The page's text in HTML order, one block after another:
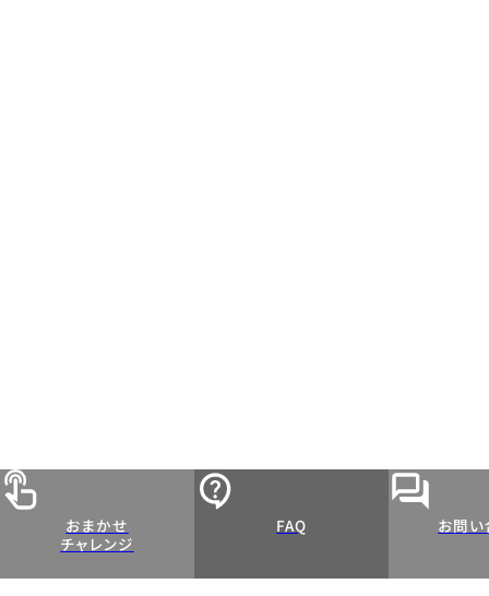
おまかせ
チャレンジ
FAQ お問